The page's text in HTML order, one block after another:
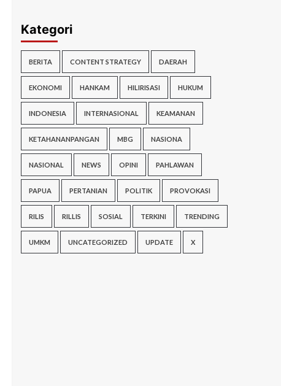
Kategori
BERITA CONTENT STRATEGY DAERAH
EKONOMI HANKAM HILIRISASI HUKUM
INDONESIA INTERNASIONAL KEAMANAN
KETAHANANPANGAN MBG NASIONA
NASIONAL NEWS OPINI PAHLAWAN
PAPUA PERTANIAN POLITIK PROVOKASI
RILIS RILLIS SOSIAL TERKINI TRENDING
UMKM UNCATEGORIZED UPDATE X